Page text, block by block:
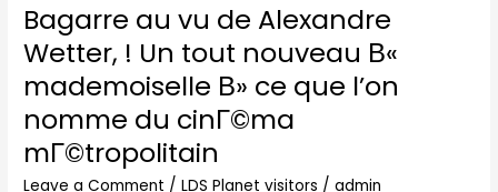
Bagarre au vu de Alexandre
Wetter, ! Un tout nouveau В«
mademoiselle В» ce que l’on
nomme du cinГ©ma
mГ©tropolitain
Leave a Comment /LDS Planet visitors /admin
Bagarre
vu
de
Wetter,
!
Un